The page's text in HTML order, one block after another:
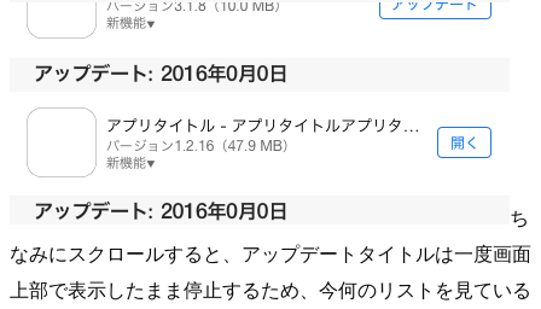
ち
なみにスクロールすると、アップデートタイトルは一度画面
上部で表示したまま停止するため、今何のリストを見ている